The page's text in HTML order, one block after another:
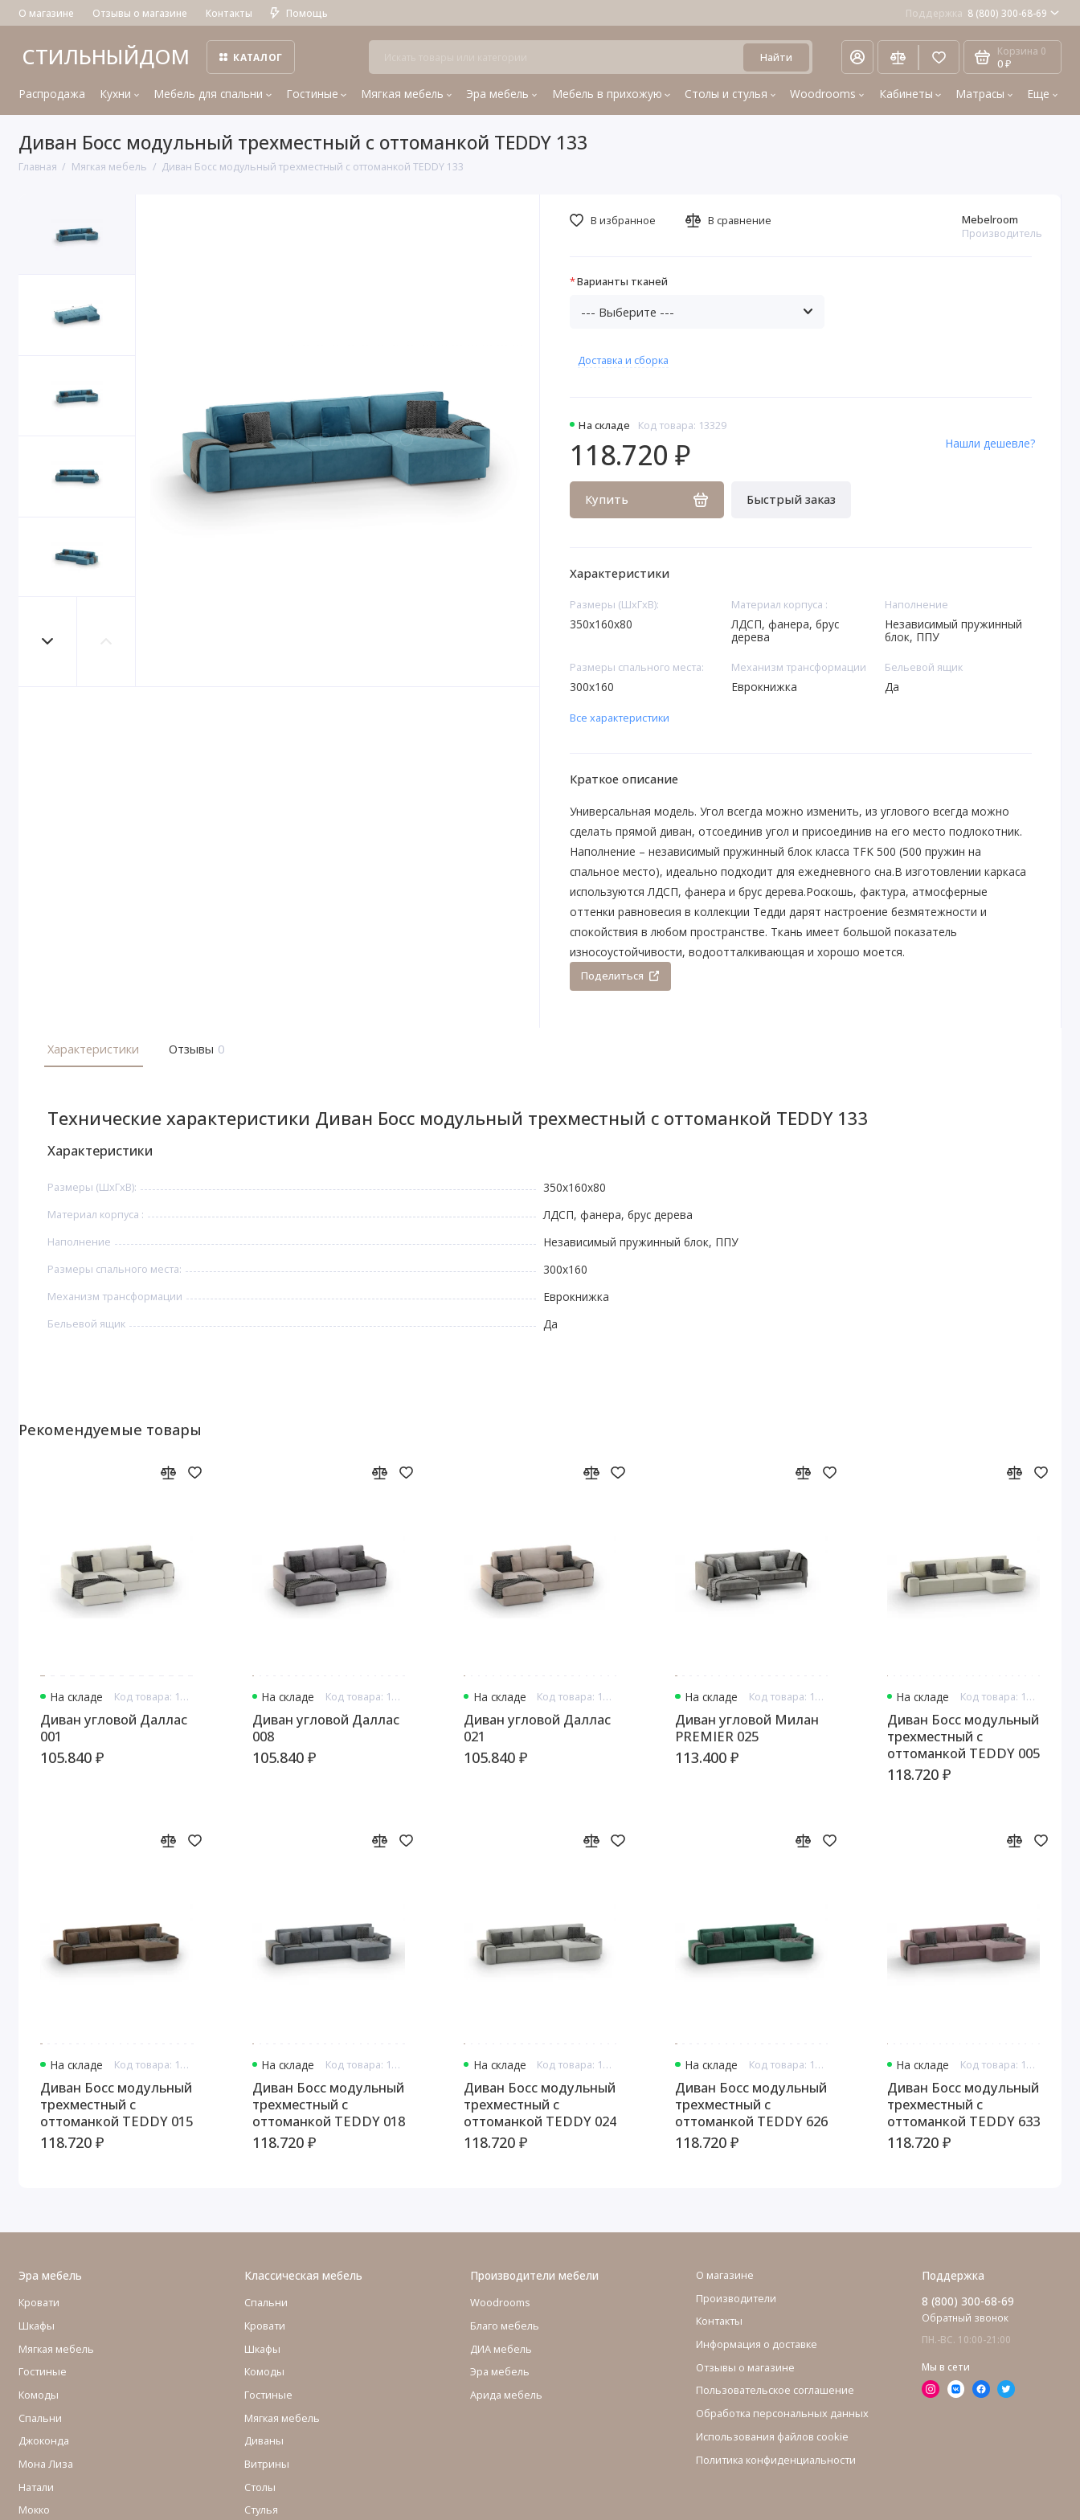
О магазине Отзывы о магазине Контакты Помощь Поддержка 8 (800) 300-68-69
СТИЛЬНЫЙДОМ КАТАЛОГ Найти Корзина 0
0 ₽
Распродажа Кухни Мебель для спальни Гостиные Мягкая мебель Эра мебель Мебель в прихожую Столы и стулья Woodrooms Кабинеты Матрасы Еще
Диван Босс модульный трехместный с оттоманкой TEDDY 133
Главная Мягкая мебель Диван Босс модульный трехместный с оттоманкой TEDDY 133
На складе Код товара: 13329
Mebelroom
Производитель
118.720 ₽
Купить Быстрый заказ
Нашли дешевле?
В избранное В сравнение
Варианты тканей
Доставка и сборка
Характеристики
Размеры (ШхГхВ):
350х160х80
Материал корпуса :
ЛДСП, фанера, брус
дерева
Наполнение
Независимый пружинный
блок, ППУ
Размеры спального места:
300х160
Механизм трансформации
Еврокнижка
Бельевой ящик
Да
Все характеристики
Краткое описание
Универсальная модель. Угол всегда можно изменить, из углового всегда можно
сделать прямой диван, отсоединив угол и присоединив на его место подлокотник.
Наполнение – независимый пружинный блок класса TFK 500 (500 пружин на
спальное место), идеально подходит для ежедневного сна.В изготовлении каркаса
используются ЛДСП, фанера и брус дерева.Роскошь, фактура, атмосферные
оттенки равновесия в коллекции Тедди дарят настроение безмятежности и
спокойствия в любом пространстве. Ткань имеет большой показатель
износоустойчивости, водоотталкивающая и хорошо моется.
Поделиться
Характеристики Отзывы 0
Технические характеристики Диван Босс модульный трехместный с оттоманкой TEDDY 133
Характеристики
Размеры (ШхГхВ): 350х160х80
Материал корпуса : ЛДСП, фанера, брус дерева
Наполнение Независимый пружинный блок, ППУ
Размеры спального места: 300х160
Механизм трансформации Еврокнижка
Бельевой ящик Да
Рекомендуемые товары
На складе Код товара: 13281
Диван угловой Даллас
001
105.840 ₽
На складе Код товара: 13282
Диван угловой Даллас
008
105.840 ₽
На складе Код товара: 13283
Диван угловой Даллас
021
105.840 ₽
На складе Код товара: 13290
Диван угловой Милан
PREMIER 025
113.400 ₽
На складе Код товара: 13325
Диван Босс модульный
трехместный с
оттоманкой TEDDY 005
118.720 ₽
На складе Код товара: 13326
Диван Босс модульный
трехместный с
оттоманкой TEDDY 015
118.720 ₽
На складе Код товара: 13327
Диван Босс модульный
трехместный с
оттоманкой TEDDY 018
118.720 ₽
На складе Код товара: 13328
Диван Босс модульный
трехместный с
оттоманкой TEDDY 024
118.720 ₽
На складе Код товара: 13330
Диван Босс модульный
трехместный с
оттоманкой TEDDY 626
118.720 ₽
На складе Код товара: 13331
Диван Босс модульный
трехместный с
оттоманкой TEDDY 633
118.720 ₽
Эра мебель
Кровати
Шкафы
Мягкая мебель
Гостиные
Комоды
Cпальни
Джоконда
Мона Лиза
Натали
Мокко
Классическая мебель
Спальни
Кровати
Шкафы
Комоды
Гостиные
Мягкая мебель
Диваны
Витрины
Столы
Стулья
Производители мебели
Woodrooms
Благо мебель
ДИА мебель
Эра мебель
Арида мебель
О магазине
Производители
Контакты
Информация о доставке
Отзывы о магазине
Пользовательское соглашение
Обработка персональных данных
Использования файлов cookie
Политика конфиденциальности
Поддержка
8 (800) 300-68-69
Обратный звонок
ПН.-ВС. 10:00-21:00
Мы в сети